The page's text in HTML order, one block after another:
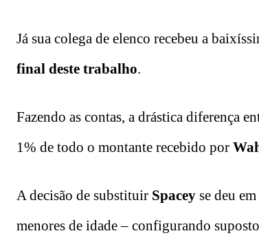
Já sua colega de elenco recebeu a
final deste trabalho.
Fazendo as contas, a drástica diferença
1% de todo o montante recebido por
A decisão de substituir Spacey se deu
menores de idade – configurando